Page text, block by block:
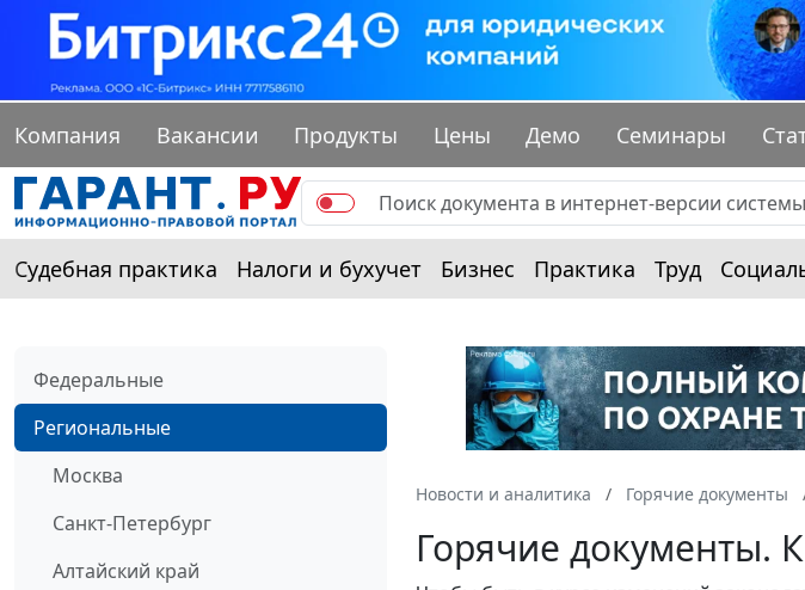
Компания Вакансии Продукты Цены Демо Семинары
Судебная практика Налоги и бухучет Бизнес Практика Труд
Федеральные
Региональные
Москва
Санкт-Петербург
Алтайский край
Новости и аналитика Горячие документы
Горячие документы.